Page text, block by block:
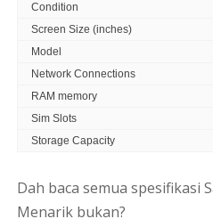
Condition
Screen Size (inches)
Model
Network Connections
RAM memory
Sim Slots
Storage Capacity
Dah baca semua spesifikasi
Menarik bukan?